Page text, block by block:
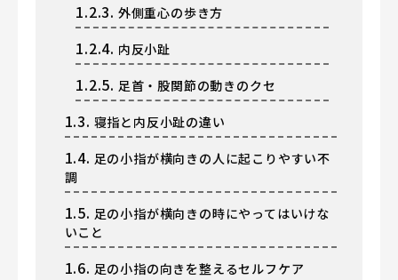
1.2.3. 外側重心の歩き方
1.2.4. 内反小趾
1.2.5. 足首・股関節の動きのクセ
1.3. 寝指と内反小趾の違い
1.4. 足の小指が横向きの人に起こりやすい不
調
1.5. 足の小指が横向きの時にやってはいけな
いこと
1.6. 足の小指の向きを整えるセルフケア